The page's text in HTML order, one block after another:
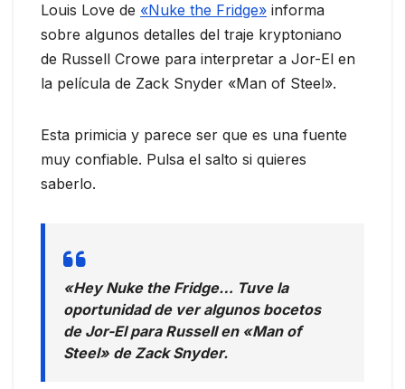
Louis Love de «Nuke the Fridge» informa
sobre algunos detalles del traje kryptoniano
de Russell Crowe para interpretar a Jor-El en
la película de Zack Snyder «Man of Steel».
Esta primicia y parece ser que es una fuente
muy confiable. Pulsa el salto si quieres
saberlo.
«Hey Nuke the Fridge… Tuve la
oportunidad de ver algunos bocetos
de Jor-El para Russell en «Man of
Steel» de Zack Snyder.